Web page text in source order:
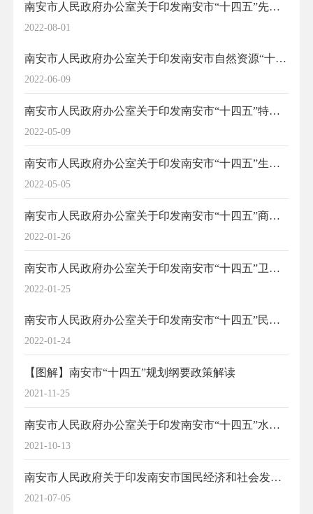
2022-08-01
南安市人民政府办公室关于印发南安市“十四五”先进制造业和新兴产业发展专项规划的通知
2022-06-09
南安市人民政府办公室关于印发南安市自然资源“十四五”规划的通知
2022-05-09
南安市人民政府办公室关于印发南安市“十四五”特色现代农林牧渔业发展专项规划的通知
2022-05-05
南安市人民政府办公室关于印发南安市“十四五”生态环境保护专项规划的通知
2022-01-26
南安市人民政府办公室关于印发南安市“十四五”商务发展专项规划的通知
2022-01-25
南安市人民政府办公室关于印发南安市“十四五”卫生健康事业发展专项规划的通知
2022-01-24
南安市人民政府办公室关于印发南安市“十四五”民政事业发展专项规划的通知
2021-11-25
【图解】南安市“十四五”规划纲要政策解读
2021-10-13
南安市人民政府办公室关于印发南安市“十四五”水利发展规划的通知
2021-07-05
南安市人民政府关于印发南安市国民经济和社会发展第十四个五年规划和二〇三五年远景目标纲要的通知